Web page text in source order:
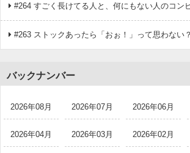
#264 すごく長けてる人と、何にもない人のコン
#263 ストックあったら「おぉ！」って思わない？
バックナンバー
2026年08月 2026年07月 2026年06月
2026年04月 2026年03月 2026年02月